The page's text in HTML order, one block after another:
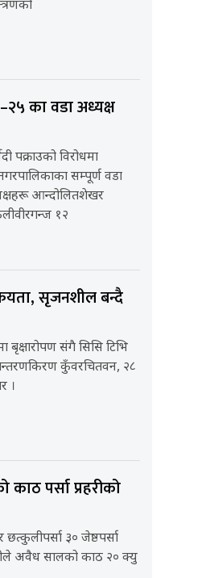
का वडा अध्यक्ष
पक्राउको विरोधमा
सम्पूर्ण वडा
आन्दोलितशेखर
१२
सृजनशील बन्दै
बृक्षारोपण संगै सिसि टिभि
कुँवरचितवन, २८
।
पर्सा प्रहरीको
३० जेष्ठपर्सा
अवैध सालको काठ २० क्यु